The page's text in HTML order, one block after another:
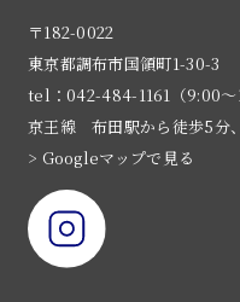
〒182-0022
東京都調布市国領町1-30-3
tel：042-484-1161（9:00〜
京王線 布田駅から徒歩5分
> Googleマップで見る